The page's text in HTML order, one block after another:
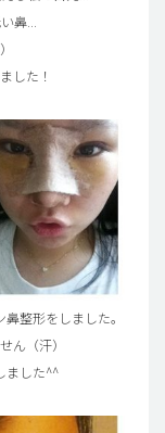
鼻...
した！
整形をしました。
ん（汗）
ました^^